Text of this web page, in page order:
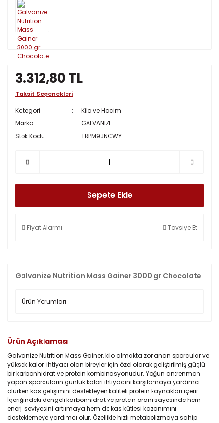
Galvanize Nutrition Mass Gainer 3000 gr Chocolate
Ürün Yorumları
3.312,80 TL
Taksit Seçenekleri
Kategori
Kilo ve Hacim
Marka
GALVANIZE
Stok Kodu
TRPM9JNCWY
Sepete Ekle
Fiyat Alarmı Tavsiye Et
Ürün Açıklaması
Galvanize Nutrition Mass Gainer, kilo almakta zorlanan sporcular ve
yüksek kalori ihtiyacı olan bireyler için özel olarak geliştirilmiş güçlü
bir karbonhidrat ve protein kombinasyonudur. Yoğun antrenman
yapan sporcuların günlük kalori ihtiyacını karşılamaya yardımcı
olurken kas gelişimini destekleyen kaliteli protein kaynakları içerir.
İçeriğindeki dengeli karbonhidrat ve protein oranı sayesinde hem
enerji seviyesini artırmaya hem de kas kütlesi kazanımını
desteklemeye yardımcı olur. Özellikle hızlı metabolizmaya sahip